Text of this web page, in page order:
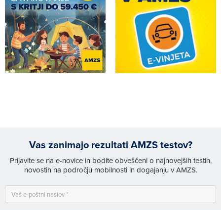
Vas zanimajo rezultati AMZS testov?
Prijavite se na e-novice in bodite obveščeni o najnovejših testih,
novostih na področju mobilnosti in dogajanju v AMZS.